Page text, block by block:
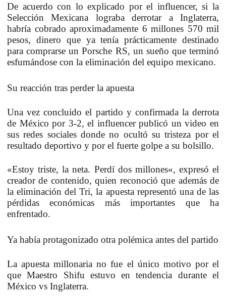
De acuerdo con lo explicado por el influencer, si la
Selección Mexicana lograba derrotar a Inglaterra,
habría cobrado aproximadamente 6 millones 570 mil
pesos, dinero que ya tenía prácticamente destinado
para comprarse unPorsche RS, un sueño que terminó
esfumándose con la eliminación del equipo mexicano.
Su reacción tras perder la apuesta
Una vez concluido el partido y confirmada la derrota
de México por 3-2, el influencer publicó un video en
sus redes sociales donde no ocultó su tristeza por el
resultado deportivo y por el fuerte golpe a su bolsillo.
«Estoy triste, la neta. Perdí dos millones«, expresó el
creador de contenido, quien reconoció que además de
la eliminación del Tri, la apuesta representó una de las
pérdidas económicas más importantes que ha
enfrentado.
Ya había protagonizado otra polémica antes del partido
La apuesta millonaria no fue el único motivo por el
que Maestro Shifu estuvo en tendencia durante el
México vs Inglaterra.